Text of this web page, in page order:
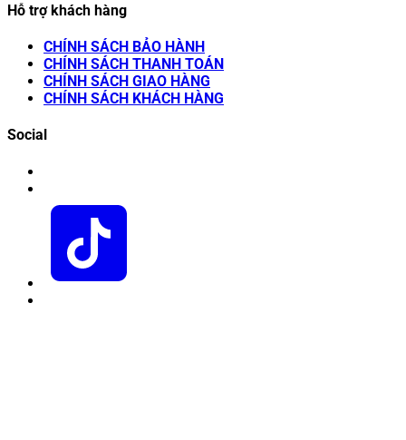
Hỗ trợ khách hàng
CHÍNH SÁCH BẢO HÀNH
CHÍNH SÁCH THANH TOÁN
CHÍNH SÁCH GIAO HÀNG
CHÍNH SÁCH KHÁCH HÀNG
Social